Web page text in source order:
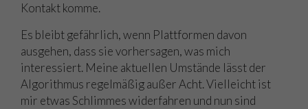
Kontakt komme.
Es bleibt gefährlich, wenn Plattformen davon
ausgehen, dass sie vorhersagen, was mich
interessiert. Meine aktuellen Umstände lässt der
Algorithmus regelmäßig außer Acht. Vielleicht ist
mir etwas Schlimmes widerfahren und nun sind